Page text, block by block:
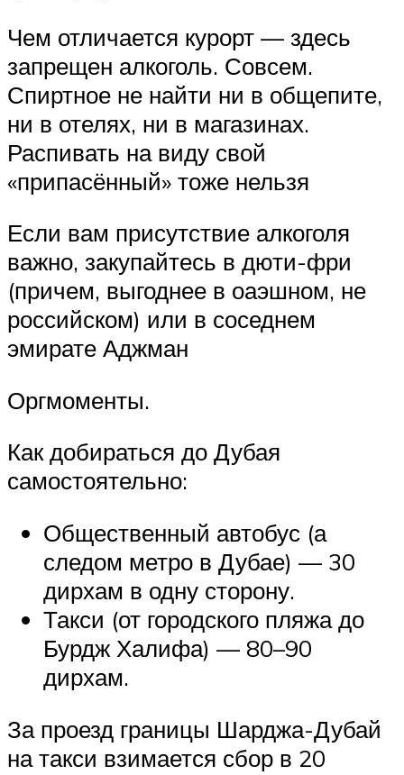
Чем отличается курорт — здесь
запрещен алкоголь. Совсем.
Спиртное не найти ни в общепите,
ни в отелях, ни в магазинах.
Распивать на виду свой
«припасённый» тоже нельзя
Если вам присутствие алкоголя
важно, закупайтесь в дюти-фри
(причем, выгоднее в оаэшном, не
российском) или в соседнем
эмирате Аджман
Оргмоменты.
Как добираться до Дубая
самостоятельно:
Общественный автобус (а
следом метро в Дубае) — 30
дирхам в одну сторону.
Такси (от городского пляжа до
Бурдж Халифа) — 80–90
дирхам.
За проезд границы Шарджа-Дубай
на такси взимается сбор в 20